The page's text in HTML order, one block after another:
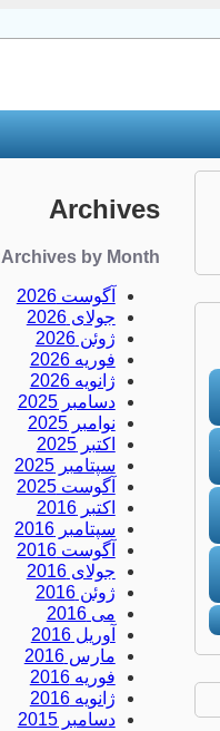
Archives
Archives by Month:
آگوست 2026
جولای 2026
ژوئن 2026
فوریه 2026
ژانویه 2026
دسامبر 2025
نوامبر 2025
اکتبر 2025
سپتامبر 2025
آگوست 2025
اکتبر 2016
سپتامبر 2016
آگوست 2016
جولای 2016
ژوئن 2016
می 2016
آوریل 2016
مارس 2016
فوریه 2016
ژانویه 2016
دسامبر 2015